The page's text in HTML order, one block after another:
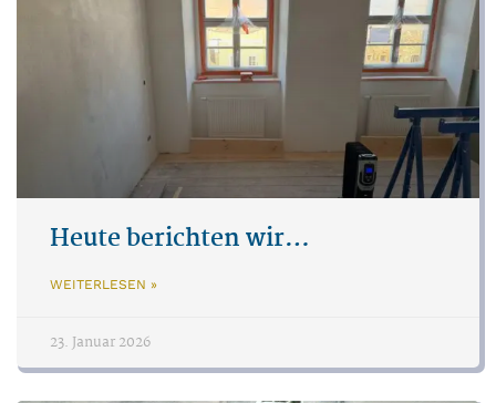
Heute berichten wir…
WEITERLESEN »
23. Januar 2026